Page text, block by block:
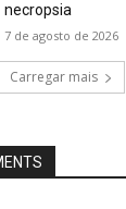
necropsia
7 de agosto de 2026
Carregar mais